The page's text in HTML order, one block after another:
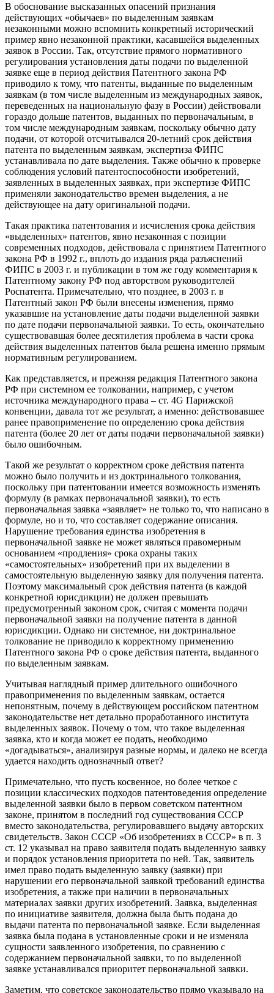
В обоснование высказанных опасений признания
действующих «обычаев» по выделенным заявкам
незаконными можно вспомнить конкретный исторический
пример явно незаконной практики, касавшейся выделенных
заявок в России. Так, отсутствие прямого нормативного
регулирования установления даты подачи по выделенной
заявке еще в период действия Патентного закона РФ
приводило к тому, что патенты, выданные по выделенным
заявкам (в том числе выделенным из международных заявок,
переведенных на национальную фазу в России) действовали
гораздо дольше патентов, выданных по первоначальным, в
том числе международным заявкам, поскольку обычно дату
подачи, от которой отсчитывался 20-летний срок действия
патента по выделенным заявкам, экспертиза ФИПС
устанавливала по дате выделения. Также обычно к проверке
соблюдения условий патентоспособности изобретений,
заявленных в выделенных заявках, при экспертизе ФИПС
применяли законодательство времен выделения, а не
действующее на дату оригинальной подачи.
Такая практика патентования и исчисления срока действия
«выделенных» патентов, явно незаконная с позиции
современных подходов, действовала с принятием Патентного
закона РФ в 1992 г., вплоть до издания ряда разъяснений
ФИПС в 2003 г. и публикации в том же году комментария к
Патентному закону РФ под авторством руководителей
Роспатента. Примечательно, что позднее, в 2003 г. в
Патентный закон РФ были внесены изменения, прямо
указавшие на установление даты подачи выделенной заявки
по дате подачи первоначальной заявки. То есть, окончательно
существовавшая более десятилетия проблема в части срока
действия выделенных патентов была решена именно прямым
нормативным регулированием.
Как представляется, и прежняя редакция Патентного закона
РФ при системном ее толковании, например, с учетом
источника международного права – ст. 4G Парижской
конвенции, давала тот же результат, а именно: действовавшее
ранее правоприменение по определению срока действия
патента (более 20 лет от даты подачи первоначальной заявки)
было ошибочным.
Такой же результат о корректном сроке действия патента
можно было получить и из доктринального толкования,
поскольку при патентовании имеется возможность изменять
формулу (в рамках первоначальной заявки), то есть
первоначальная заявка «заявляет» не только то, что написано в
формуле, но и то, что составляет содержание описания.
Нарушение требования единства изобретения в
первоначальной заявке не может являться правомерным
основанием «продления» срока охраны таких
«самостоятельных» изобретений при их выделении в
самостоятельную выделенную заявку для получения патента.
Поэтому максимальный срок действия патента (в каждой
конкретной юрисдикции) не должен превышать
предусмотренный законом срок, считая с момента подачи
первоначальной заявки на получение патента в данной
юрисдикции. Однако ни системное, ни доктринальное
толкование не приводило к корректному применению
Патентного закона РФ о сроке действия патента, выданного
по выделенным заявкам.
Учитывая наглядный пример длительного ошибочного
правоприменения по выделенным заявкам, остается
непонятным, почему в действующем российском патентном
законодательстве нет детально проработанного института
выделенных заявок. Почему о том, что такое выделенная
заявка, кто и когда может ее подать, необходимо
«догадываться», анализируя разные нормы, и далеко не всегда
удается находить однозначный ответ?
Примечательно, что пусть косвенное, но более четкое с
позиции классических подходов патентоведения определение
выделенной заявки было в первом советском патентном
законе, принятом в последний год существования СССР
вместо законодательства, регулировавшего выдачу авторских
свидетельств. Закон СССР «Об изобретениях в СССР» в п. 3
ст. 12 указывал на право заявителя подать выделенную заявку
и порядок установления приоритета по ней. Так, заявитель
имел право подать выделенную заявку (заявки) при
нарушении его первоначальной заявкой требований единства
изобретения, а также при наличии в первоначальных
материалах заявки других изобретений. Заявка, выделенная
по инициативе заявителя, должна была быть подана до
выдачи патента по первоначальной заявке. Если выделенная
заявка была подана в установленные сроки и не изменяла
сущности заявленного изобретения, по сравнению с
содержанием первоначальной заявки, то по выделенной
заявке устанавливался приоритет первоначальной заявки.
Заметим, что советское законодательство прямо указывало на